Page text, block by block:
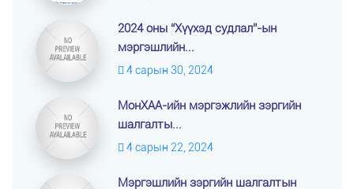
2024 оны “Хүүхэд судлал”-ын
мэргэшлийн...
4 сарын 30, 2024
МонХАА-ийн мэргэжлийн зэргийн
шалгалты...
4 сарын 22, 2024
Мэргэшлийн зэргийн шалгалтын